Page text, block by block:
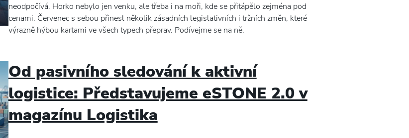
neodpočívá. Horko nebylo jen venku, ale třeba i na moři, kde se přitápělo zejména pod
cenami. Červenec s sebou přinesl několik zásadních legislativních i tržních změn, které
výrazně hýbou kartami ve všech typech přeprav. Podívejme se na ně.
Od pasivního sledování k aktivní
logistice: Představujeme eSTONE 2.0 v
magazínu Logistika